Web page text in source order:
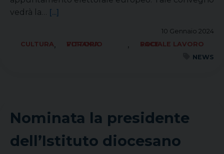
vedrà la… [...]
10 Gennaio 2024
CULTURA, FORANIA VITTORIO ,
SOCIALE LAVORO PACE
NEWS
Nominata la presidente
dell’Istituto diocesano